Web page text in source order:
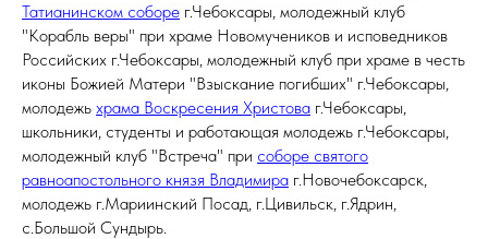
Татианинском соборе г.Чебоксары, молодежный клуб
"Корабль веры" при храме Новомучеников и исповедников
Российских г.Чебоксары, молодежный клуб при храме в честь
иконы Божией Матери "Взыскание погибших" г.Чебоксары,
молодежь храма Воскресения Христова г.Чебоксары,
школьники, студенты и работающая молодежь г.Чебоксары,
молодежный клуб "Встреча" при соборе святого
равноапостольного князя Владимира г.Новочебоксарск,
молодежь г.Мариинский Посад, г.Цивильск, г.Ядрин,
с.Большой Сундырь.